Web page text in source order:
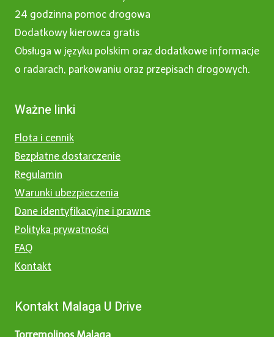
24 godzinna pomoc drogowa
Dodatkowy kierowca gratis
Obsługa w języku polskim oraz dodatkowe informacje
o radarach, parkowaniu oraz przepisach drogowych.
Ważne linki
Flota i cennik
Bezpłatne dostarczenie
Regulamin
Warunki ubezpieczenia
Dane identyfikacyjne i prawne
Polityka prywatności
FAQ
Kontakt
Kontakt Malaga U Drive